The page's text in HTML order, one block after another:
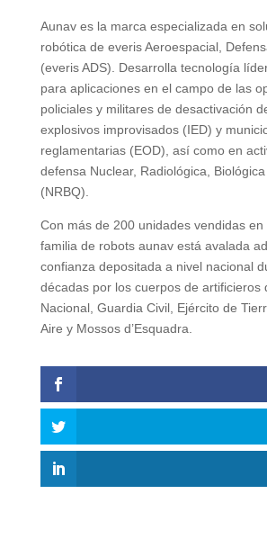
Aunav es la marca especializada en
robótica de everis Aeroespacial,
(everis ADS). Desarrolla tecnología
para aplicaciones en el campo de las
policiales y militares de desactivación
explosivos improvisados (IED) y
reglamentarias (EOD), así como en
defensa Nuclear, Radiológica,
(NRBQ).
Con más de 200 unidades vendidas
familia de robots aunav está avalada
confianza depositada a nivel nacional
décadas por los cuerpos de artificieros
Nacional, Guardia Civil, Ejército de
Aire y Mossos d’Esquadra.